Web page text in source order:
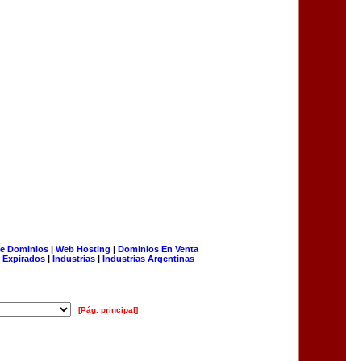
Dominios| Web Hosting | Dominios En Venta
| Industrias | Industrias Argentinas
[Pág. principal]